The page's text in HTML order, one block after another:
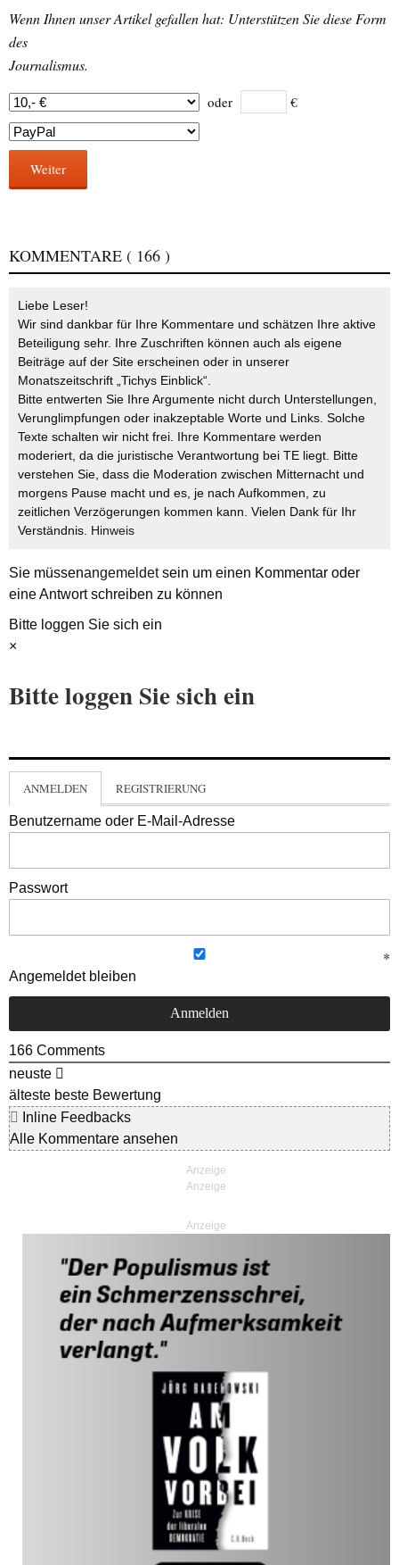
Wenn Ihnen unser Artikel gefallen hat: Unterstützen Sie diese Form
des
Journalismus.
oder €
Weiter
KOMMENTARE ( 166 )
Liebe Leser!
Wir sind dankbar für Ihre Kommentare und schätzen Ihre aktive
Beteiligung sehr. Ihre Zuschriften können auch als eigene
Beiträge auf der Site erscheinen oder in unserer
Monatszeitschrift „Tichys Einblick“.
Bitte entwerten Sie Ihre Argumente nicht durch Unterstellungen,
Verunglimpfungen oder inakzeptable Worte und Links. Solche
Texte schalten wir nicht frei. Ihre Kommentare werden
moderiert, da die juristische Verantwortung bei TE liegt. Bitte
verstehen Sie, dass die Moderation zwischen Mitternacht und
morgens Pause macht und es, je nach Aufkommen, zu
zeitlichen Verzögerungen kommen kann. Vielen Dank für Ihr
Verständnis. Hinweis
Sie müssenangemeldetsein um einen Kommentar oder
eine Antwort schreiben zu können
Bitte loggen Sie sich ein
×
Bitte loggen Sie sich ein
ANMELDEN REGISTRIERUNG
Benutzername oder E-Mail-Adresse
Passwort
Angemeldet bleiben
166 Comments
neuste
älteste beste Bewertung
Inline Feedbacks
Alle Kommentare ansehen
Anzeige